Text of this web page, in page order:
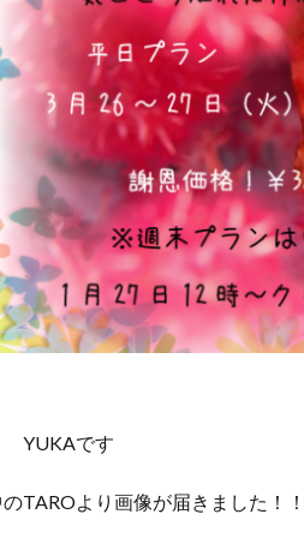
YUKAです
TAROより画像が届きました！